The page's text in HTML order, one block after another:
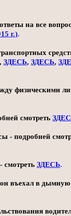
на все
г.).
, ЗДЕСЬ, ЗДЕСЬ,
физическими
смотреть
- подробней
смотреть ЗДЕСЬ.
въехал в дымную